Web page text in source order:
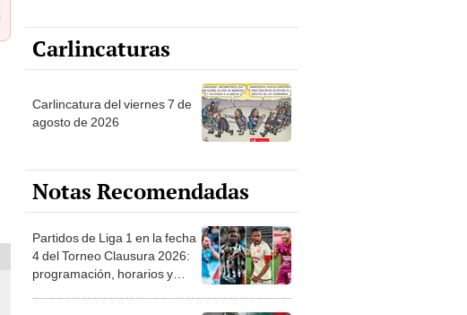
Carlincaturas
Carlincatura del viernes 7 de
agosto de 2026
Notas Recomendadas
Partidos de Liga 1 en la fecha
4 del Torneo Clausura 2026:
programación, horarios y